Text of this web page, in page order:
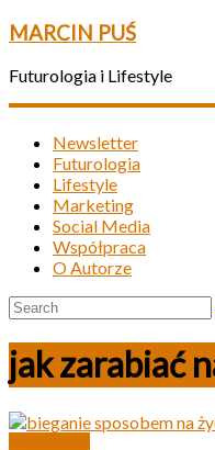
MARCIN PUŚ
Futurologia i Lifestyle
Newsletter
Futurologia
Lifestyle
Marketing
Social Media
Współpraca
O Autorze
jak zarabiać